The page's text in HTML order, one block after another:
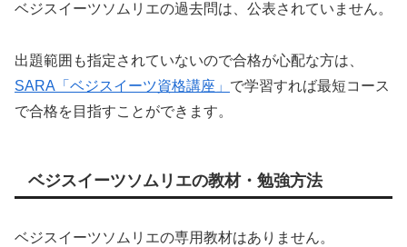
ベジスイーツソムリエの過去問は、公表されていません。
出題範囲も指定されていないので合格が心配な方は、
SARA「ベジスイーツ資格講座」 で学習すれば最短コース
で合格を目指すことができます。
ベジスイーツソムリエの教材・勉強方法
ベジスイーツソムリエの専用教材はありません。